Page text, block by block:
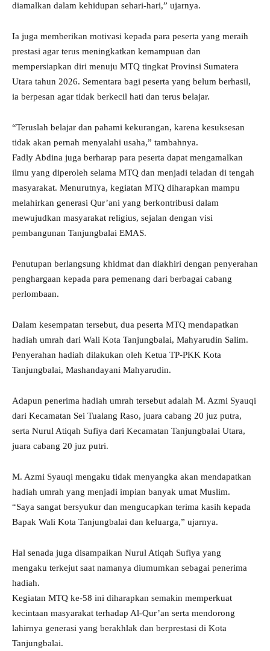
diamalkan dalam kehidupan sehari-hari,” ujarnya.
Ia juga memberikan motivasi kepada para peserta yang meraih
prestasi agar terus meningkatkan kemampuan dan
mempersiapkan diri menuju MTQ tingkat Provinsi Sumatera
Utara tahun 2026. Sementara bagi peserta yang belum berhasil,
ia berpesan agar tidak berkecil hati dan terus belajar.
“Teruslah belajar dan pahami kekurangan, karena kesuksesan
tidak akan pernah menyalahi usaha,” tambahnya.
Fadly Abdina juga berharap para peserta dapat mengamalkan
ilmu yang diperoleh selama MTQ dan menjadi teladan di tengah
masyarakat. Menurutnya, kegiatan MTQ diharapkan mampu
melahirkan generasi Qur’ani yang berkontribusi dalam
mewujudkan masyarakat religius, sejalan dengan visi
pembangunan Tanjungbalai EMAS.
Penutupan berlangsung khidmat dan diakhiri dengan penyerahan
penghargaan kepada para pemenang dari berbagai cabang
perlombaan.
Dalam kesempatan tersebut, dua peserta MTQ mendapatkan
hadiah umrah dari Wali Kota Tanjungbalai, Mahyarudin Salim.
Penyerahan hadiah dilakukan oleh Ketua TP-PKK Kota
Tanjungbalai, Mashandayani Mahyarudin.
Adapun penerima hadiah umrah tersebut adalah M. Azmi Syauqi
dari Kecamatan Sei Tualang Raso, juara cabang 20 juz putra,
serta Nurul Atiqah Sufiya dari Kecamatan Tanjungbalai Utara,
juara cabang 20 juz putri.
M. Azmi Syauqi mengaku tidak menyangka akan mendapatkan
hadiah umrah yang menjadi impian banyak umat Muslim.
“Saya sangat bersyukur dan mengucapkan terima kasih kepada
Bapak Wali Kota Tanjungbalai dan keluarga,” ujarnya.
Hal senada juga disampaikan Nurul Atiqah Sufiya yang
mengaku terkejut saat namanya diumumkan sebagai penerima
hadiah.
Kegiatan MTQ ke-58 ini diharapkan semakin memperkuat
kecintaan masyarakat terhadap Al-Qur’an serta mendorong
lahirnya generasi yang berakhlak dan berprestasi di Kota
Tanjungbalai.